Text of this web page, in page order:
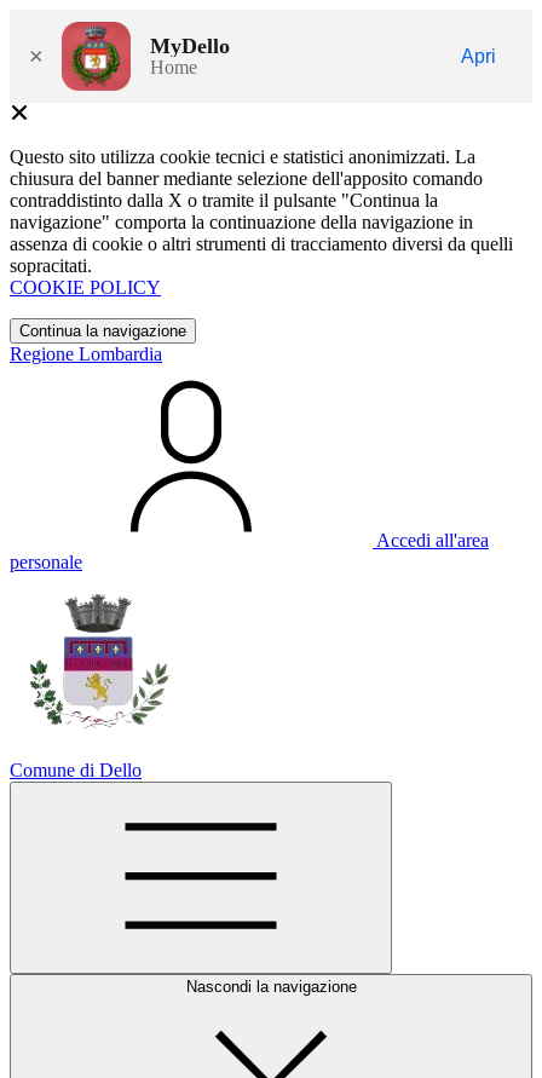
× MyDello
Home
Apri
Questo sito utilizza cookie tecnici e statistici anonimizzati. La
chiusura del banner mediante selezione dell'apposito comando
contraddistinto dalla X o tramite il pulsante "Continua la
navigazione" comporta la continuazione della navigazione in
assenza di cookie o altri strumenti di tracciamento diversi da quelli
sopracitati.
COOKIE POLICY
Continua la navigazione
Regione Lombardia
Accedi all'area
personale
Comune di Dello
Nascondi la navigazione